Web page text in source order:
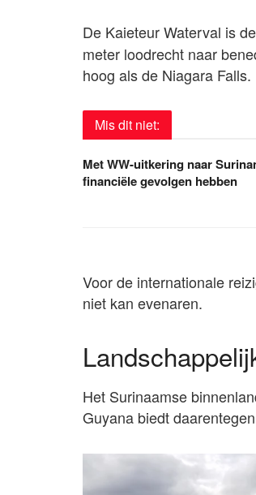
De Kaieteur Waterval is
meter loodrecht naar
hoog als de Niagara Falls.
Mis dit niet:
Met WW-uitkering naar
financiële gevolgen hebben
Voor de internationale
niet kan evenaren.
Het Surinaamse
Guyana biedt